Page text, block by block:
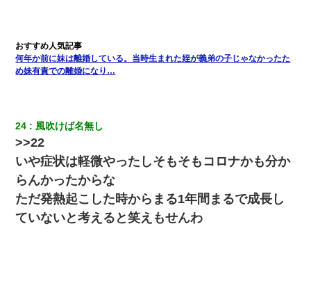
「…」A「夫を一発殴らせてほしい」裁判官「どうぞ」
転職先が決まったので退職の意思を伝えたら。上司「無責任」
「簡単には辞めさせない」私（どうせ辞めるし…）→ 思いっきり
反論をしてみた
兄の新しい嫁がやらかしすぎて辛い。当たり前のように実家や姪
の幼稚園に来る
何年か前に妹は離婚している。当時生まれた姪が義弟の子じゃなかったた
め妹有責での離婚になり…
24 風吹けば名無し
>>22
いや症状は軽微やったしそもそもコロナかも分か
らんかったからな
ただ発熱起こした時からまる1年間まるで成長し
ていないと考えると笑えもせんわ